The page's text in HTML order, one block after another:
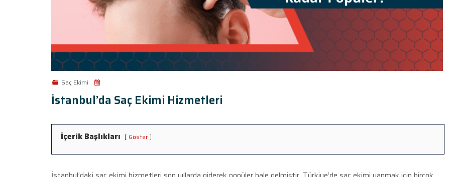
Saç Ekimi
İstanbul’da Saç Ekimi Hizmetleri
İçerik Başlıkları Göster